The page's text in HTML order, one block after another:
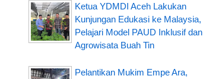
Ketua YDMDI Aceh Lakukan
Kunjungan Edukasi ke Malaysia,
Pelajari Model PAUD Inklusif dan
Agrowisata Buah Tin
Pelantikan Mukim Empe Ara,